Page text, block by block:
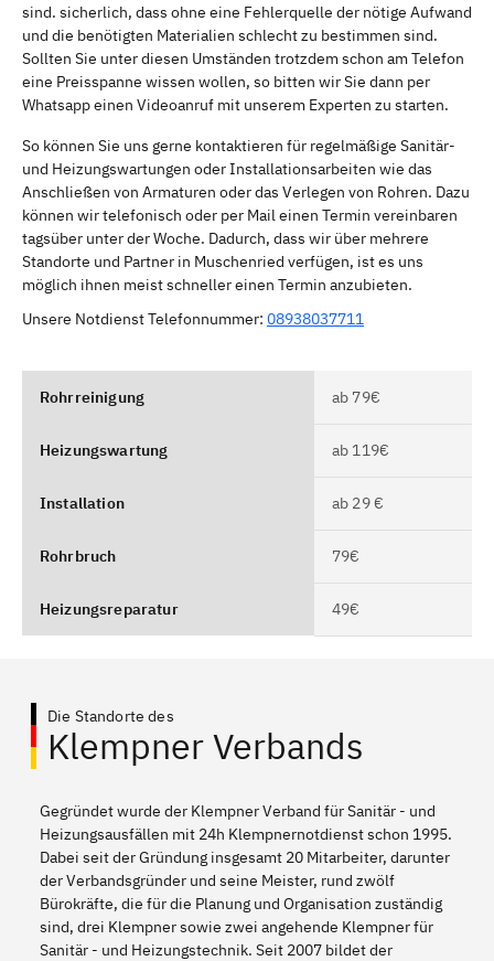
sind. sicherlich, dass ohne eine Fehlerquelle der nötige Aufwand
und die benötigten Materialien schlecht zu bestimmen sind.
Sollten Sie unter diesen Umständen trotzdem schon am Telefon
eine Preisspanne wissen wollen, so bitten wir Sie dann per
Whatsapp einen Videoanruf mit unserem Experten zu starten.
So können Sie uns gerne kontaktieren für regelmäßige Sanitär-
und Heizungswartungen oder Installationsarbeiten wie das
Anschließen von Armaturen oder das Verlegen von Rohren. Dazu
können wir telefonisch oder per Mail einen Termin vereinbaren
tagsüber unter der Woche. Dadurch, dass wir über mehrere
Standorte und Partner in Muschenried verfügen, ist es uns
möglich ihnen meist schneller einen Termin anzubieten.
Unsere Notdienst Telefonnummer: 08938037711
Rohrreinigung ab 79€
Heizungswartung ab 119€
Installation ab 29 €
Rohrbruch 79€
Heizungsreparatur 49€
Die Standorte des
Klempner Verbands
Gegründet wurde der Klempner Verband für Sanitär - und
Heizungsausfällen mit 24h Klempnernotdienst schon 1995.
Dabei seit der Gründung insgesamt 20 Mitarbeiter, darunter
der Verbandsgründer und seine Meister, rund zwölf
Bürokräfte, die für die Planung und Organisation zuständig
sind, drei Klempner sowie zwei angehende Klempner für
Sanitär - und Heizungstechnik. Seit 2007 bildet der